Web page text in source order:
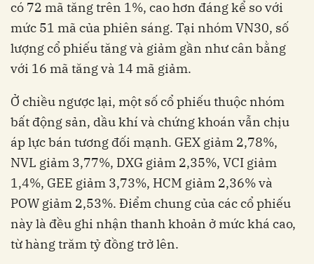
có 72 mã tăng trên 1%, cao hơn đáng kể so với
mức 51 mã của phiên sáng. Tại nhóm VN30, số
lượng cổ phiếu tăng và giảm gần như cân bằng
với 16 mã tăng và 14 mã giảm.
Ở chiều ngược lại, một số cổ phiếu thuộc nhóm
bất động sản, dầu khí và chứng khoán vẫn chịu
áp lực bán tương đối mạnh. GEX giảm 2,78%,
NVL giảm 3,77%, DXG giảm 2,35%, VCI giảm
1,4%, GEE giảm 3,73%, HCM giảm 2,36% và
POW giảm 2,53%. Điểm chung của các cổ phiếu
này là đều ghi nhận thanh khoản ở mức khá cao,
từ hàng trăm tỷ đồng trở lên.